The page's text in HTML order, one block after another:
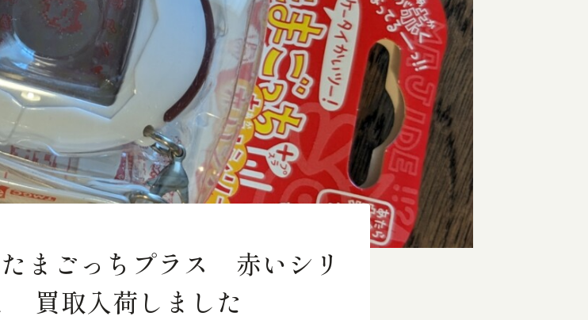
まごっちプラス 赤いシリ
買取入荷しました